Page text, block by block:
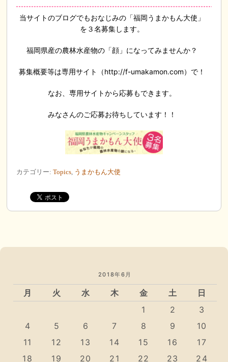
当サイトのブログでもおなじみの「福岡うまかもん大使」
を３名募集します。
福岡県産の農林水産物の「顔」になってみませんか？
募集概要等は専用サイト（http://f-umakamon.com）で！
なお、専用サイトから応募もできます。
みなさんのご応募お待ちしています！！
カテゴリー: Topics, うまかもん大使
2018年6月
月 火 水 木 金 土 日
1 2
3
4
5 6 7 8 9
10
11
12 13 14 15 16
17
18
19 20 21 22 23
24